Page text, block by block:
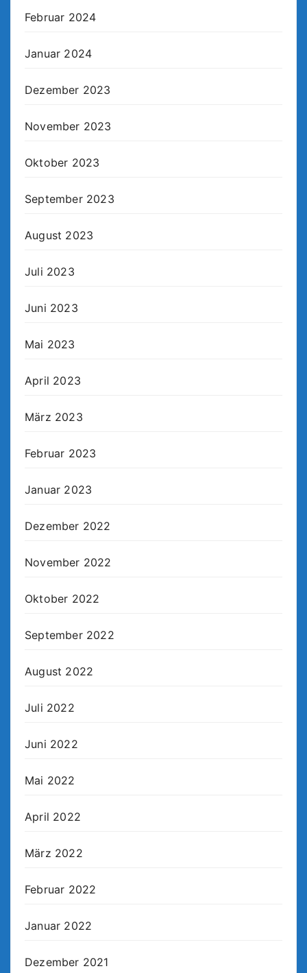
Februar 2024
Januar 2024
Dezember 2023
November 2023
Oktober 2023
September 2023
August 2023
Juli 2023
Juni 2023
Mai 2023
April 2023
März 2023
Februar 2023
Januar 2023
Dezember 2022
November 2022
Oktober 2022
September 2022
August 2022
Juli 2022
Juni 2022
Mai 2022
April 2022
März 2022
Februar 2022
Januar 2022
Dezember 2021